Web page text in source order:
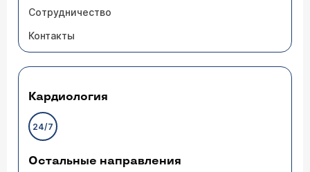
Сотрудничество
Контакты
Кардиология
24/7
Остальные направления